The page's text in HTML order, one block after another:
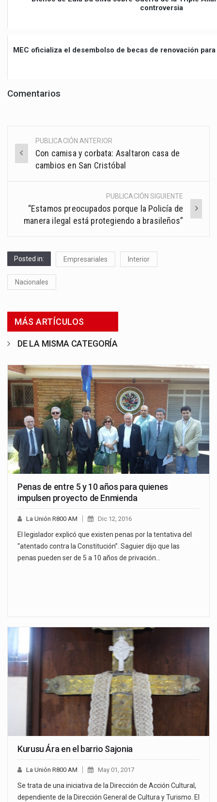
controversia
MEC oficializa el desembolso de becas de renovación
Comentarios
Post
navigation
PUBLICACIÓN ANTERIOR
Con camisa y corbata: Asaltaron casa de
cambios en San Cristóbal
PUBLICACIÓN SIGUIENTE
“Estamos preocupados porque la Policía de
manera ilegal está protegiendo a brasileños”
Posted in: Empresariales Interior
Nacionales
MÁS ARTÍCULOS
DE LA MISMA CATEGORÍA
Penas de entre 5 y 10 años para quienes
impulsen proyecto de Enmienda
La Unión R800 AM Dic 12, 2016
El legislador explicó que existen penas por la tentativa del
“atentado contra la Constitución”. Saguier dijo que las
penas pueden ser de 5 a 10 años de privación…
Kurusu Ára en el barrio Sajonia
La Unión R800 AM May 01, 2017
Se trata de una iniciativa de la Dirección de Acción Cultural,
dependiente de la Dirección General de Cultura y Turismo. El